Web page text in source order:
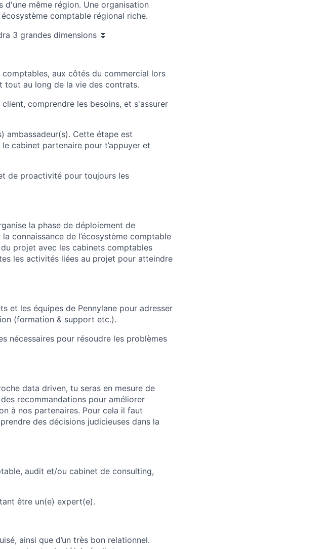
même région. Une organisation
comptable régional riche.
3 grandes dimensions ⏬
aux côtés du commercial lors
tout au long de la vie des contrats.
comprendre les besoins, et s'assurer
ambassadeur(s). Cette étape est
cabinet partenaire pour t’appuyer et
de proactivité pour toujours les
la phase de déploiement de
connaissance de l’écosystème comptable
projet avec les cabinets comptables
les activités liées au projet pour atteindre
et les équipes de Pennylane pour adresser
(formation & support etc.).
nécessaires pour résoudre les problèmes
data driven, tu seras en mesure de
recommandations pour améliorer
à nos partenaires. Pour cela il faut
des décisions judicieuses dans la
audit et/ou cabinet de consulting,
être un(e) expert(e).
ainsi que d’un très bon relationnel.